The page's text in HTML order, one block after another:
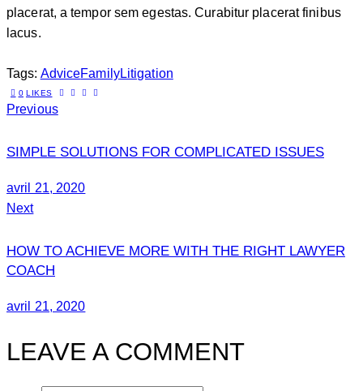
By
Kevin
placerat, a tempor sem egestas. Curabitur placerat finibus
lacus.
Tags: AdviceFamilyLitigation
0 LIKES
Previous
SIMPLE SOLUTIONS FOR COMPLICATED ISSUES
avril 21, 2020
Next
HOW TO ACHIEVE MORE WITH THE RIGHT LAWYER
COACH
avril 21, 2020
LEAVE A COMMENT